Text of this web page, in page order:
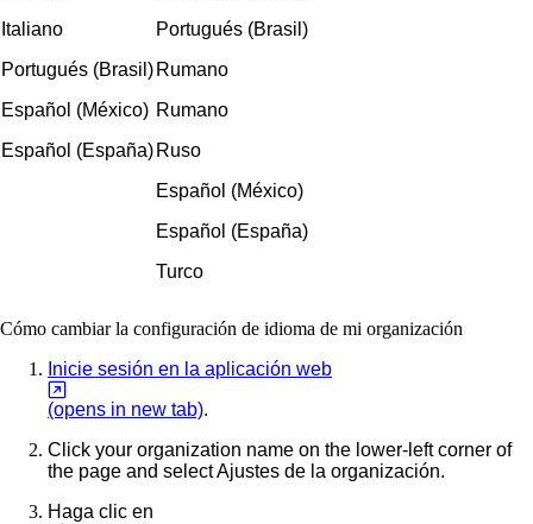
Italiano
Portugués (Brasil)
Español (México)
Español (España)
Portugués (Brasil)
Rumano
Rumano
Ruso
Español (México)
Español (España)
Turco
Cómo cambiar la configuración de idioma de mi organización
Inicie sesión en la aplicación web
(opens in new tab).
Click your organization name on the lower-left corner of
the page and selectAjustes de la organización.
Haga clic en